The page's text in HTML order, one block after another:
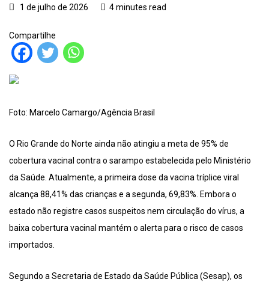
1 de julho de 2026 4 minutes read
Compartilhe
Foto: Marcelo Camargo/Agência Brasil
O Rio Grande do Norte ainda não atingiu a meta de 95% de
cobertura vacinal contra o sarampo estabelecida pelo Ministério
da Saúde. Atualmente, a primeira dose da vacina tríplice viral
alcança 88,41% das crianças e a segunda, 69,83%. Embora o
estado não registre casos suspeitos nem circulação do vírus, a
baixa cobertura vacinal mantém o alerta para o risco de casos
importados.
Segundo a Secretaria de Estado da Saúde Pública (Sesap), os